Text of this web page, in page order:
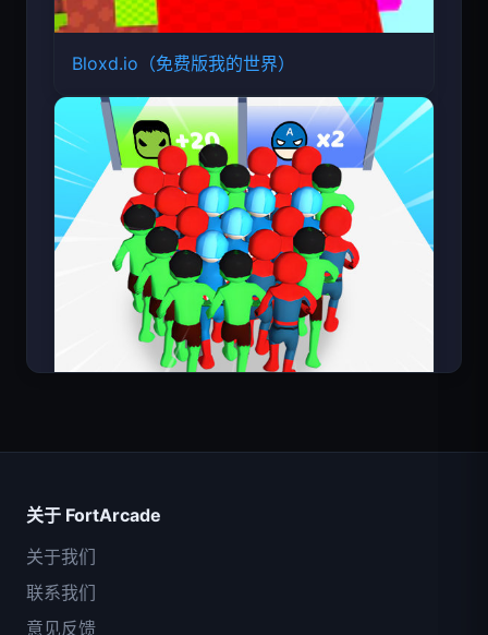
Bloxd.io（免费版我的世界）
关于 FortArcade
关于我们
联系我们
意见反馈